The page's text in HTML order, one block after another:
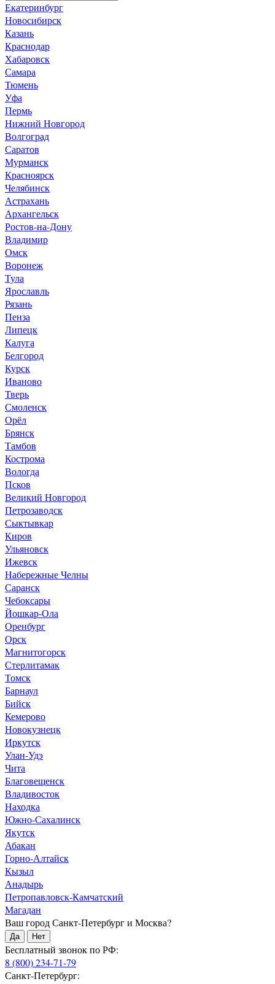
Екатеринбург
Новосибирск
Казань
Краснодар
Хабаровск
Самара
Тюмень
Уфа
Пермь
Нижний Новгород
Волгоград
Саратов
Мурманск
Красноярск
Челябинск
Астрахань
Архангельск
Ростов-на-Дону
Владимир
Омск
Воронеж
Тула
Ярославль
Рязань
Пенза
Липецк
Калуга
Белгород
Курск
Иваново
Тверь
Смоленск
Орёл
Брянск
Тамбов
Кострома
Вологда
Псков
Великий Новгород
Петрозаводск
Сыктывкар
Киров
Ульяновск
Ижевск
Набережные Челны
Саранск
Чебоксары
Йошкар-Ола
Оренбург
Орск
Магнитогорск
Стерлитамак
Томск
Барнаул
Бийск
Кемерово
Новокузнецк
Иркутск
Улан-Удэ
Чита
Благовещенск
Владивосток
Находка
Южно-Сахалинск
Якутск
Абакан
Горно-Алтайск
Кызыл
Анадырь
Петропавловск-Камчатский
Магадан
Ваш город Санкт-Петербург и Москва?
Да Нет
Бесплатный звонок по РФ:
8 (800) 234-71-79
Санкт-Петербург: